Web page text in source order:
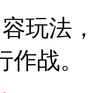
玩法
战。